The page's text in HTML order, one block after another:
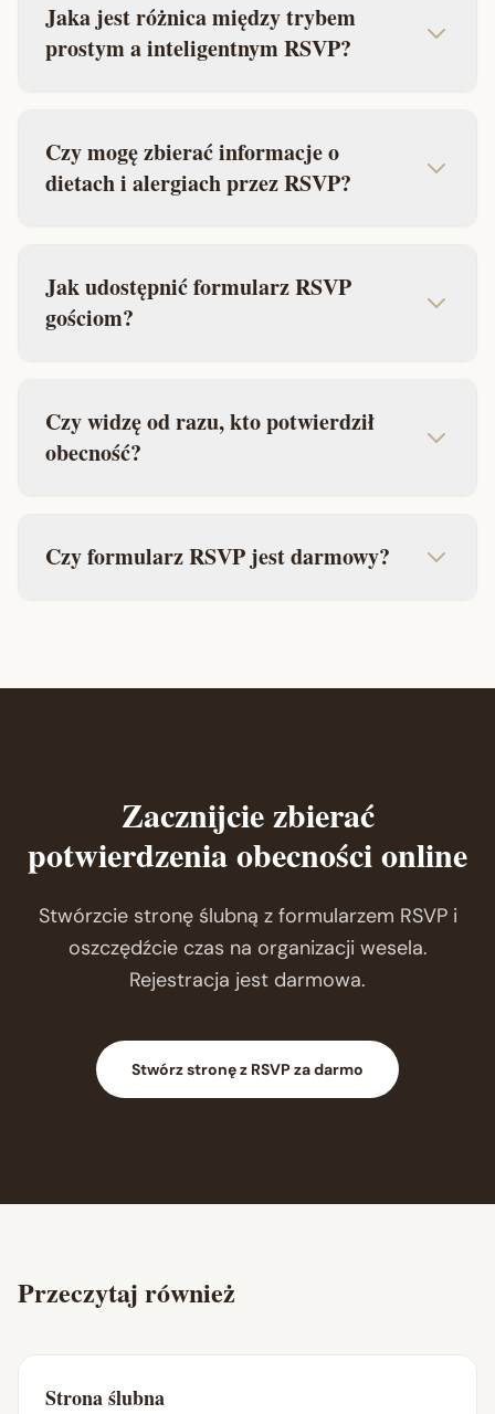
Jaka jest różnica między trybem
prostym a inteligentnym RSVP?
Czy mogę zbierać informacje o
dietach i alergiach przez RSVP?
Jak udostępnić formularz RSVP
gościom?
Czy widzę od razu, kto potwierdził
obecność?
Czy formularz RSVP jest darmowy?
Zacznijcie zbierać
potwierdzenia obecności online
Stwórzcie stronę ślubną z formularzem RSVP i
oszczędźcie czas na organizacji wesela.
Rejestracja jest darmowa.
Stwórz stronę z RSVP za darmo
Przeczytaj również
Strona ślubna